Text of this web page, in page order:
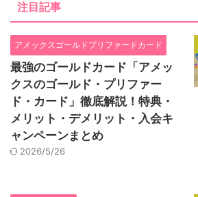
注目記事
アメックスゴールドプリファードカード
最強のゴールドカード「アメッ
クスのゴールド・プリファー
ド・カード」徹底解説！特典・
メリット・デメリット・入会キ
ャンペーンまとめ
2026/5/26